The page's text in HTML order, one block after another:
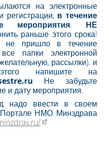
на электронные
регистрации, в течение
. НЕ
раньше этого срока!
не пришло в течение
папки электронной
рассылки). и
напишите на
Не забудьте
и дату мероприятия.
надо ввести в своем
НМО Минздрава